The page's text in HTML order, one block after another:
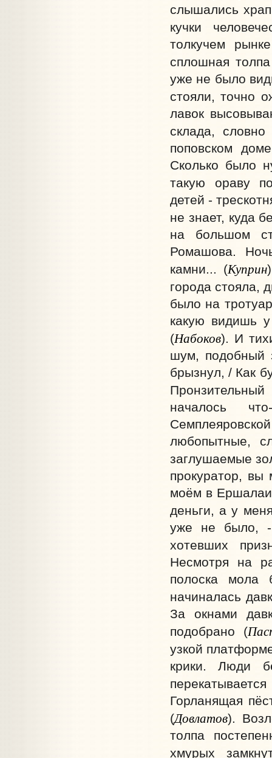
слышались
кучки
толкучем
сплошная
уже не было
стояли, точно
лавок
склада,
поповском
Сколько было
такую ораву
детей -
не знает, куда
на большом
Ромашова.
камни... (Куприн
города стояла,
было на
какую видишь
(Набоков). И
шум, подобный
брызнул, / Как
началось
любопытные,
заглушаемые
прокуратор,
моём в
деньги, а у
уже не было, -
хотевших
Несмотря на
полоска мола
начиналась
За окнами
подобрано (
узкой
крики. Люди
Горланящая
(Довлатов).
толпа
хмурых